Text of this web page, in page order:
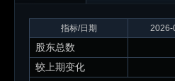
指标/日期 2026-
股东总数
较上期变化